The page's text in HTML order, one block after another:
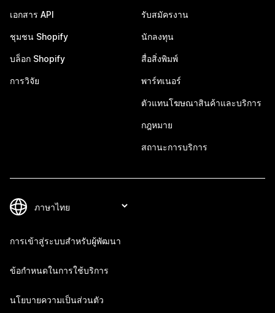
เอกสาร API
ชุมชน Shopify
บล็อก Shopify
การวิจัย
รับสมัครงาน
นักลงทุน
สื่อสิ่งพิมพ์
พาร์ทเนอร์
ตัวแทนโฆษณาสินค้าและบริการ
กฎหมาย
สถานะการบริการ
การเข้าสู่ระบบสำหรับผู้พัฒนา
ข้อกำหนดในการใช้บริการ
นโยบายความเป็นส่วนตัว